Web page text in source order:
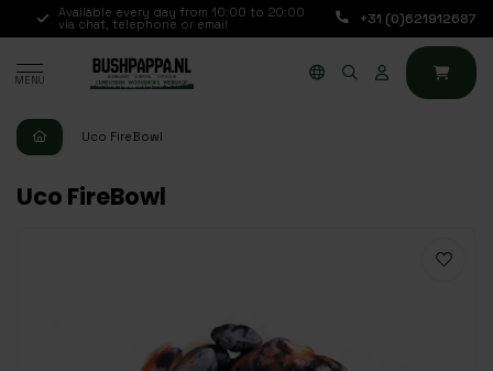
Available every day from 10:00 to 20:00
via chat, telephone or email +31 (0)621912687
MENU
Uco FireBowl
Uco FireBowl